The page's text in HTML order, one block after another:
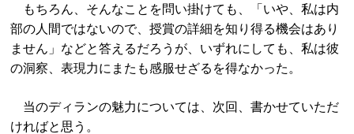
もちろん、そんなことを問い掛けても、「いや、私は内
部の人間ではないので、授賞の詳細を知り得る機会はあり
ません」などと答えるだろうが、いずれにしても、私は彼
の洞察、表現力にまたも感服せざるを得なかった。
当のディランの魅力については、次回、書かせていただ
ければと思う。